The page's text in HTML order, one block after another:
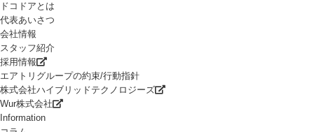
ドコドアとは
代表あいさつ
会社情報
スタッフ紹介
採用情報
エアトリグループの約束/行動指針
株式会社ハイブリッドテクノロジーズ
Wur株式会社
Information